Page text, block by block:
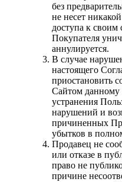
без
не несет
доступа к
Покупателя
аннулируется.
В случае
настоящего
приостановить
Сайтом данному
устранения
нарушений и
причиненных
убытков в
Продавец не
или отказе в
право не
причине